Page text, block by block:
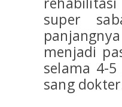
super
menjadi
selama 4-
sang